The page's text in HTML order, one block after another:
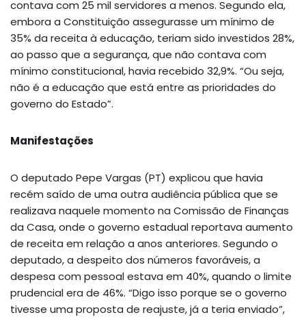
contava com 25 mil servidores a menos. Segundo ela,
embora a Constituição assegurasse um mínimo de
35% da receita à educação, teriam sido investidos 28%,
ao passo que a segurança, que não contava com
mínimo constitucional, havia recebido 32,9%. “Ou seja,
não é a educação que está entre as prioridades do
governo do Estado”.
Manifestações
O deputado Pepe Vargas (PT) explicou que havia
recém saído de uma outra audiência pública que se
realizava naquele momento na Comissão de Finanças
da Casa, onde o governo estadual reportava aumento
de receita em relação a anos anteriores. Segundo o
deputado, a despeito dos números favoráveis, a
despesa com pessoal estava em 40%, quando o limite
prudencial era de 46%. “Digo isso porque se o governo
tivesse uma proposta de reajuste, já a teria enviado”,